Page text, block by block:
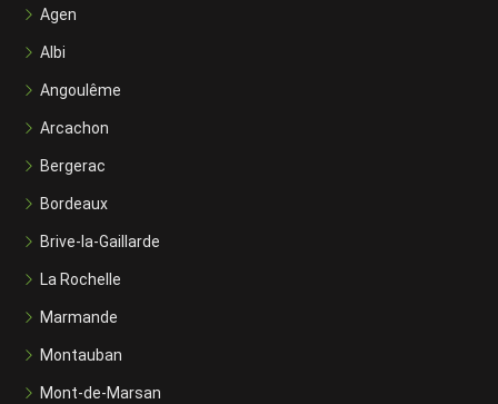
Agen
Albi
Angoulême
Arcachon
Bergerac
Bordeaux
Brive-la-Gaillarde
La Rochelle
Marmande
Montauban
Mont-de-Marsan